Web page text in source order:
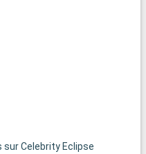
Celebrity Eclipse